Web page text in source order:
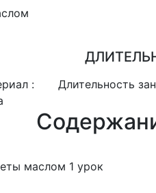
:
Длительность